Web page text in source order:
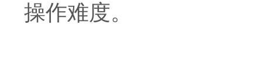
操作难度。